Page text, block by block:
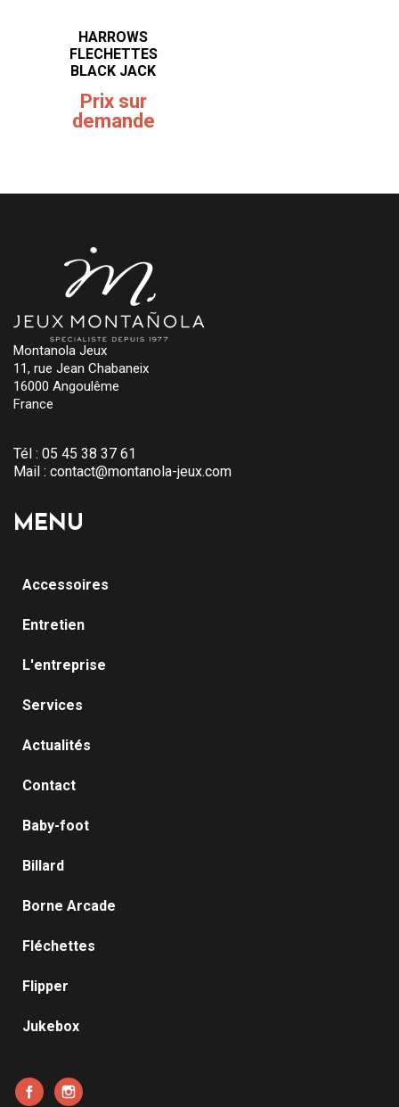
HARROWS
FLECHETTES
BLACK JACK
Prix sur
demande
Montanola Jeux
11, rue Jean Chabaneix
16000 Angoulême
France
Tél : 05 45 38 37 61
Mail : contact@montanola-jeux.com
MENU
Accessoires
Entretien
L'entreprise
Services
Actualités
Contact
Baby-foot
Billard
Borne Arcade
Fléchettes
Flipper
Jukebox
Facebook